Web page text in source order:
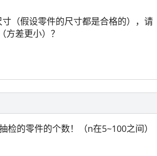
（假设零件的尺寸都是合格的），请
方差更小）？
检的零件的个数！（n在5~100之间）